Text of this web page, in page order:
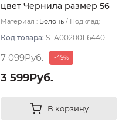
цвет Чернила размер 56
Материал : Болонь
Подклад:
Код товара: STA00200116440
7 099Руб. -49%
3 599Руб.
В корзину